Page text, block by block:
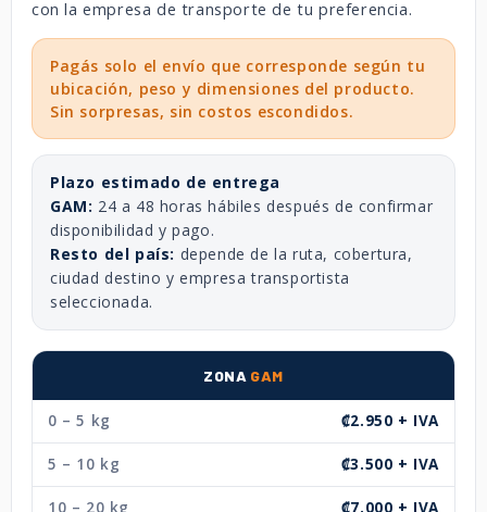
con la empresa de transporte de tu preferencia.
Pagás solo el envío que corresponde según tu
ubicación, peso y dimensiones del producto.
Sin sorpresas, sin costos escondidos.
Plazo estimado de entrega
GAM: 24 a 48 horas hábiles después de confirmar
disponibilidad y pago.
Resto del país: depende de la ruta, cobertura,
ciudad destino y empresa transportista
seleccionada.
ZONA GAM
0 – 5 kg ₡2.950 + IVA
5 – 10 kg ₡3.500 + IVA
10 – 20 kg ₡7.000 + IVA